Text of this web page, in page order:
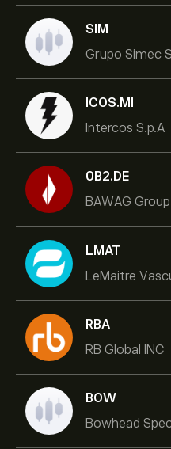
SIM
Grupo Simec
ICOS.MI
Intercos S.p.A
0B2.DE
BAWAG
LMAT
LeMaitre
RBA
RB Global INC
BOW
Bowhead